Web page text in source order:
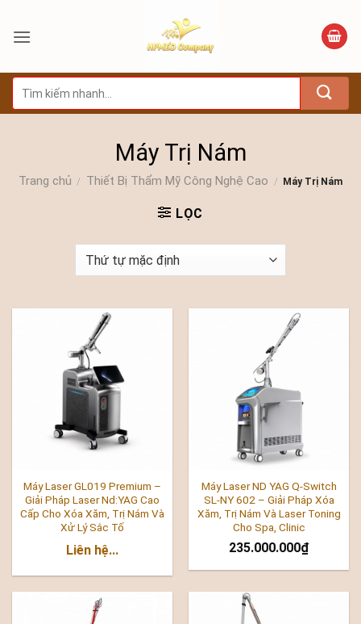
qua
dung
kiếm:
Máy Trị Nám
Trang chủ / Thiết Bị Thẩm Mỹ Công Nghệ Cao / Máy Trị Nám
LỌC
Máy Laser GL019 Premium –
Giải Pháp Laser Nd:YAG Cao
Cấp Cho Xóa Xăm, Trị Nám Và
Xử Lý Sắc Tố
Liên hệ...
Máy Laser ND YAG Q-Switch
SL-NY 602 – Giải Pháp Xóa
Xăm, Trị Nám Và Laser Toning
Cho Spa, Clinic
235.000.000₫